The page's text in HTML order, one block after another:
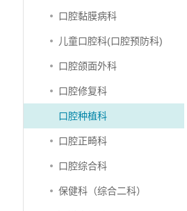
口腔黏膜病科
儿童口腔科(口腔预防科)
口腔颌面外科
口腔修复科
口腔种植科
口腔正畸科
口腔综合科
保健科（综合二科）